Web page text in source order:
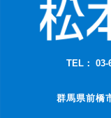
TEL： 03-
群馬県前橋